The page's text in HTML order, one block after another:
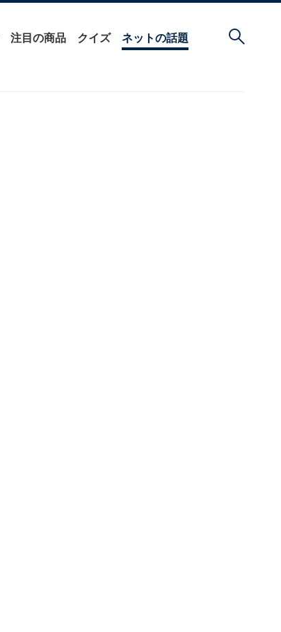
注目の商品 クイズ ネットの話題